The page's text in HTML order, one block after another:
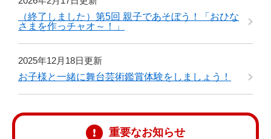
（終了しました）第5回 親子であそぼう！「おひな
さまを作っチャオ～！」
2025年12月18日更新
お子様と一緒に舞台芸術鑑賞体験をしましょう！
重要なお知らせ